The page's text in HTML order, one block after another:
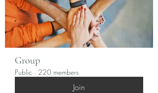
Group
Public · 220 members
Join